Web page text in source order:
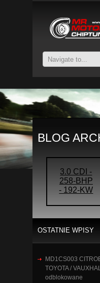
BLOG
3.0 CDI -
258-BHP
- 192-KW
OSTATNIE WPISY
MD1CS003
TOYOTA /
odblokowane